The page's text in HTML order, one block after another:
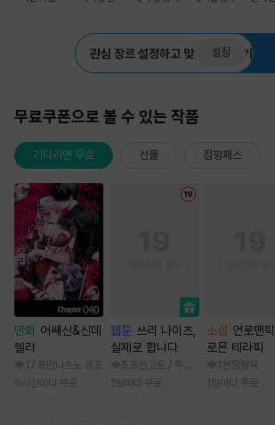
관심 장르 설정하고 맞춤 추천 받기
설정
무료쿠폰으로 볼 수 있는 작품
기다리면 무료 선물 점핑패스
만화 어쌔신&신데
렐라
17.8만 나츠노 유조
6시간마다 무료
웹툰 쓰리 나이츠,
실제로 합니다
5.8천 고토 / 두나래
1일마다 무료
소설 언로맨틱
로몬 테라피
1천 망랑독
1일마다 무료